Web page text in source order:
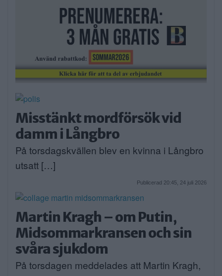
Misstänkt mordförsök vid
damm i Långbro
På torsdagskvällen blev en kvinna i Långbro
utsatt […]
Publicerad 20:45, 24 juli 2026
Martin Kragh – om Putin,
Midsommarkransen och sin
svåra sjukdom
På torsdagen meddelades att Martin Kragh,